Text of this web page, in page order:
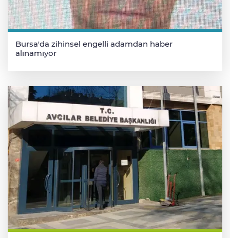
Bursa'da zihinsel engelli adamdan haber
alınamıyor